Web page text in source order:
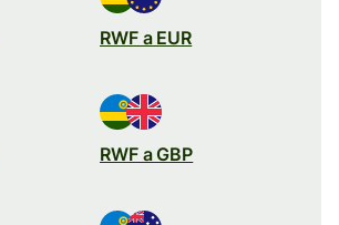
RWF a EUR
RWF a GBP